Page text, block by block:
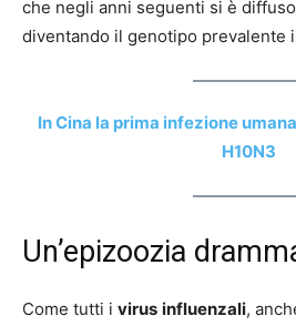
che negli anni seguenti si è
diventando il genotipo prevalente
In Cina la prima infezione
H10N3
Un’epizoozia
Come tutti i virus influenzali,